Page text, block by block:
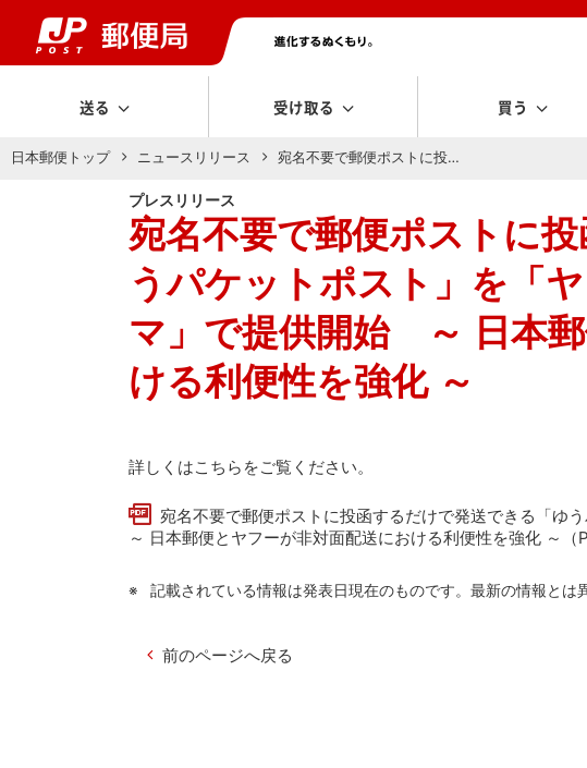
送る 受け取る 買う
日本郵便トップ ニュースリリース 宛名不要で郵便ポストに投…
プレスリリース
宛名不要で郵便ポストに
うパケットポスト」を「
マ」で提供開始 ～ 日本
ける利便性を強化 ～
詳しくはこちらをご覧ください。
宛名不要で郵便ポストに投函するだけで発送できる「ゆ
～ 日本郵便とヤフーが非対面配送における利便性を強化 ～（
記載されている情報は発表日現在のものです。最新の情報とは
前のページへ戻る